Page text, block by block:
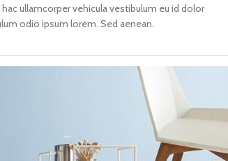
ullamcorper vehicula vestibulum eu id dolor
odio ipsum lorem. Sed aenean.